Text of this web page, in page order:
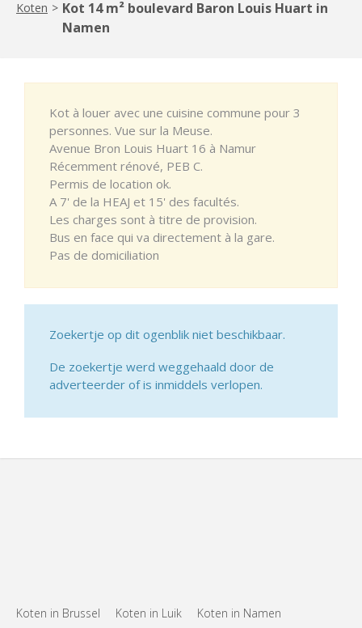
Koten > Kot 14 m² boulevard Baron Louis Huart in
Namen
Kot à louer avec une cuisine commune pour 3
personnes. Vue sur la Meuse.
Avenue Bron Louis Huart 16 à Namur
Récemment rénové, PEB C.
Permis de location ok.
A 7' de la HEAJ et 15' des facultés.
Les charges sont à titre de provision.
Bus en face qui va directement à la gare.
Pas de domiciliation
Zoekertje op dit ogenblik niet beschikbaar.
De zoekertje werd weggehaald door de
adverteerder of is inmiddels verlopen.
Koten in Brussel Koten in Luik
Koten in Namen